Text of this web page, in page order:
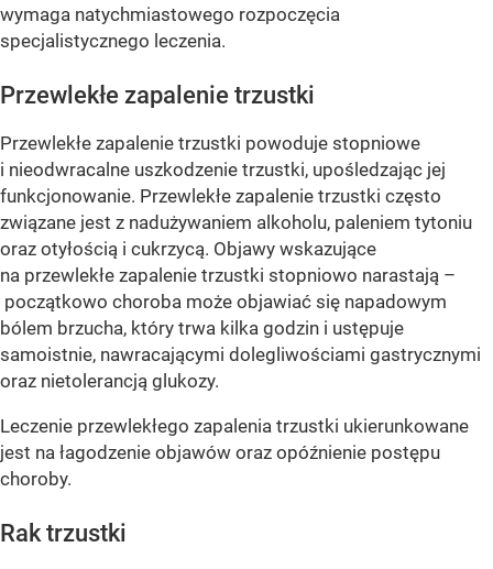
wymaga natychmiastowego rozpoczęcia
specjalistycznego leczenia.
Przewlekłe zapalenie trzustki
Przewlekłe zapalenie trzustki powoduje stopniowe
i nieodwracalne uszkodzenie trzustki, upośledzając jej
funkcjonowanie. Przewlekłe zapalenie trzustki często
związane jest z nadużywaniem alkoholu, paleniem tytoniu
oraz otyłością i cukrzycą. Objawy wskazujące
na przewlekłe zapalenie trzustki stopniowo narastają –
początkowo choroba może objawiać się napadowym
bólem brzucha, który trwa kilka godzin i ustępuje
samoistnie, nawracającymi dolegliwościami gastrycznymi
oraz nietolerancją glukozy.
Leczenie przewlekłego zapalenia trzustki ukierunkowane
jest na łagodzenie objawów oraz opóźnienie postępu
choroby.
Rak trzustki